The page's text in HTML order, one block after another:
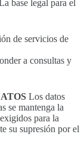
base legal para el
de servicios de
a consultas y
Los datos
se mantenga la
para la
su supresión por el